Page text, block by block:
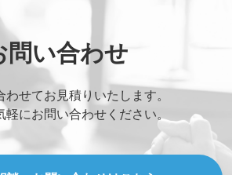
問い合わせ
わせてお見積りいたします。
軽にお問い合わせください。